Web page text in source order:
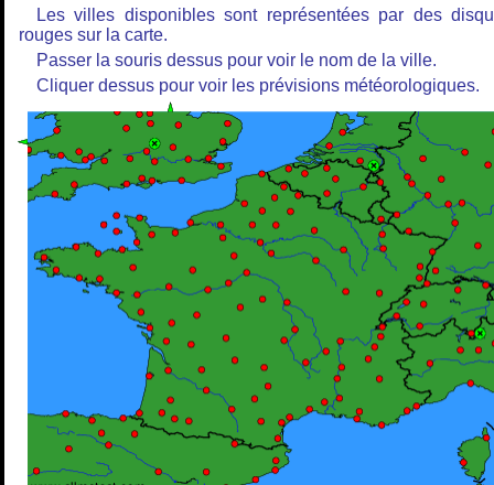
Les villes disponibles sont représentées par des
rouges sur la carte.
Passer la souris dessus pour voir le nom de la ville.
Cliquer dessus pour voir les prévisions météorologiques.